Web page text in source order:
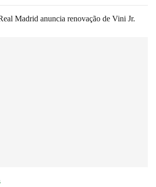
Madrid anuncia renovação de Vini Jr.